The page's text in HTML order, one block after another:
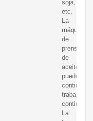
soja,
etc.
La
máquina
de
prensa
de
aceite
puede
continuar
trabajo
continuo
La